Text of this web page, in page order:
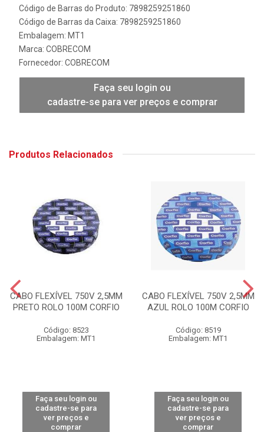
Código de Barras do Produto: 7898259251860
Código de Barras da Caixa: 7898259251860
Embalagem: MT1
Marca: COBRECOM
Fornecedor: COBRECOM
Faça seu login ou
cadastre-se para ver preços e comprar
Produtos Relacionados
CABO FLEXÍVEL 750V 2,5MM
PRETO ROLO 100M CORFIO
Código: 8523
Embalagem: MT1
Faça seu login ou
cadastre-se para
ver preços e
comprar
CABO FLEXÍVEL 750V 2,5MM
AZUL ROLO 100M CORFIO
Código: 8519
Embalagem: MT1
Faça seu login ou
cadastre-se para
ver preços e
comprar